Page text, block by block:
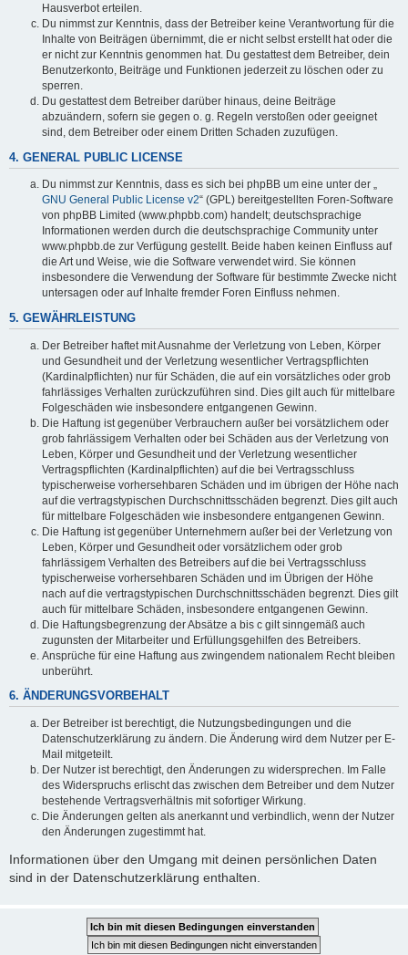
Hausverbot erteilen.
Du nimmst zur Kenntnis, dass der Betreiber keine Verantwortung für die
Inhalte von Beiträgen übernimmt, die er nicht selbst erstellt hat oder die
er nicht zur Kenntnis genommen hat. Du gestattest dem Betreiber, dein
Benutzerkonto, Beiträge und Funktionen jederzeit zu löschen oder zu
sperren.
Du gestattest dem Betreiber darüber hinaus, deine Beiträge
abzuändern, sofern sie gegen o. g. Regeln verstoßen oder geeignet
sind, dem Betreiber oder einem Dritten Schaden zuzufügen.
4. GENERAL PUBLIC LICENSE
Du nimmst zur Kenntnis, dass es sich bei phpBB um eine unter der „
GNU General Public License v2“ (GPL) bereitgestellten Foren-Software
von phpBB Limited (www.phpbb.com) handelt; deutschsprachige
Informationen werden durch die deutschsprachige Community unter
www.phpbb.de zur Verfügung gestellt. Beide haben keinen Einfluss auf
die Art und Weise, wie die Software verwendet wird. Sie können
insbesondere die Verwendung der Software für bestimmte Zwecke nicht
untersagen oder auf Inhalte fremder Foren Einfluss nehmen.
5. GEWÄHRLEISTUNG
Der Betreiber haftet mit Ausnahme der Verletzung von Leben, Körper
und Gesundheit und der Verletzung wesentlicher Vertragspflichten
(Kardinalpflichten) nur für Schäden, die auf ein vorsätzliches oder grob
fahrlässiges Verhalten zurückzuführen sind. Dies gilt auch für mittelbare
Folgeschäden wie insbesondere entgangenen Gewinn.
Die Haftung ist gegenüber Verbrauchern außer bei vorsätzlichem oder
grob fahrlässigem Verhalten oder bei Schäden aus der Verletzung von
Leben, Körper und Gesundheit und der Verletzung wesentlicher
Vertragspflichten (Kardinalpflichten) auf die bei Vertragsschluss
typischerweise vorhersehbaren Schäden und im übrigen der Höhe nach
auf die vertragstypischen Durchschnittsschäden begrenzt. Dies gilt auch
für mittelbare Folgeschäden wie insbesondere entgangenen Gewinn.
Die Haftung ist gegenüber Unternehmern außer bei der Verletzung von
Leben, Körper und Gesundheit oder vorsätzlichem oder grob
fahrlässigem Verhalten des Betreibers auf die bei Vertragsschluss
typischerweise vorhersehbaren Schäden und im Übrigen der Höhe
nach auf die vertragstypischen Durchschnittsschäden begrenzt. Dies gilt
auch für mittelbare Schäden, insbesondere entgangenen Gewinn.
Die Haftungsbegrenzung der Absätze a bis c gilt sinngemäß auch
zugunsten der Mitarbeiter und Erfüllungsgehilfen des Betreibers.
Ansprüche für eine Haftung aus zwingendem nationalem Recht bleiben
unberührt.
6. ÄNDERUNGSVORBEHALT
Der Betreiber ist berechtigt, die Nutzungsbedingungen und die
Datenschutzerklärung zu ändern. Die Änderung wird dem Nutzer per E-
Mail mitgeteilt.
Der Nutzer ist berechtigt, den Änderungen zu widersprechen. Im Falle
des Widerspruchs erlischt das zwischen dem Betreiber und dem Nutzer
bestehende Vertragsverhältnis mit sofortiger Wirkung.
Die Änderungen gelten als anerkannt und verbindlich, wenn der Nutzer
den Änderungen zugestimmt hat.
Informationen über den Umgang mit deinen persönlichen Daten
sind in der Datenschutzerklärung enthalten.